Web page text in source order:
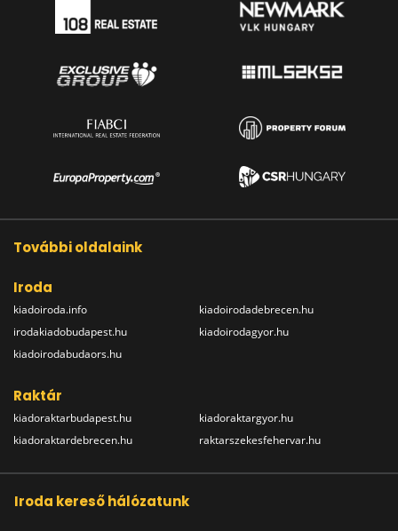
További oldalaink
Iroda
kiadoiroda.info
irodakiadobudapest.hu
kiadoirodabudaors.hu
kiadoirodadebrecen.hu
kiadoirodagyor.hu
Raktár
kiadoraktarbudapest.hu
kiadoraktardebrecen.hu
kiadoraktargyor.hu
raktarszekesfehervar.hu
Iroda kereső hálózatunk